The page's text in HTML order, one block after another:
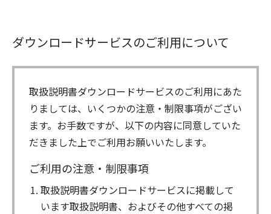
ダウンロードサービスのご利用について
取扱説明書ダウンロードサービスのご利用にあた
りましては、いくつかの注意・制限事項がござい
ます。お手数ですが、以下の内容に同意していた
だきました上でご利用お願いいたします。
ご利用の注意・制限事項
取扱説明書ダウンロードサービスに掲載して
います取扱説明書、およびその他すべての掲